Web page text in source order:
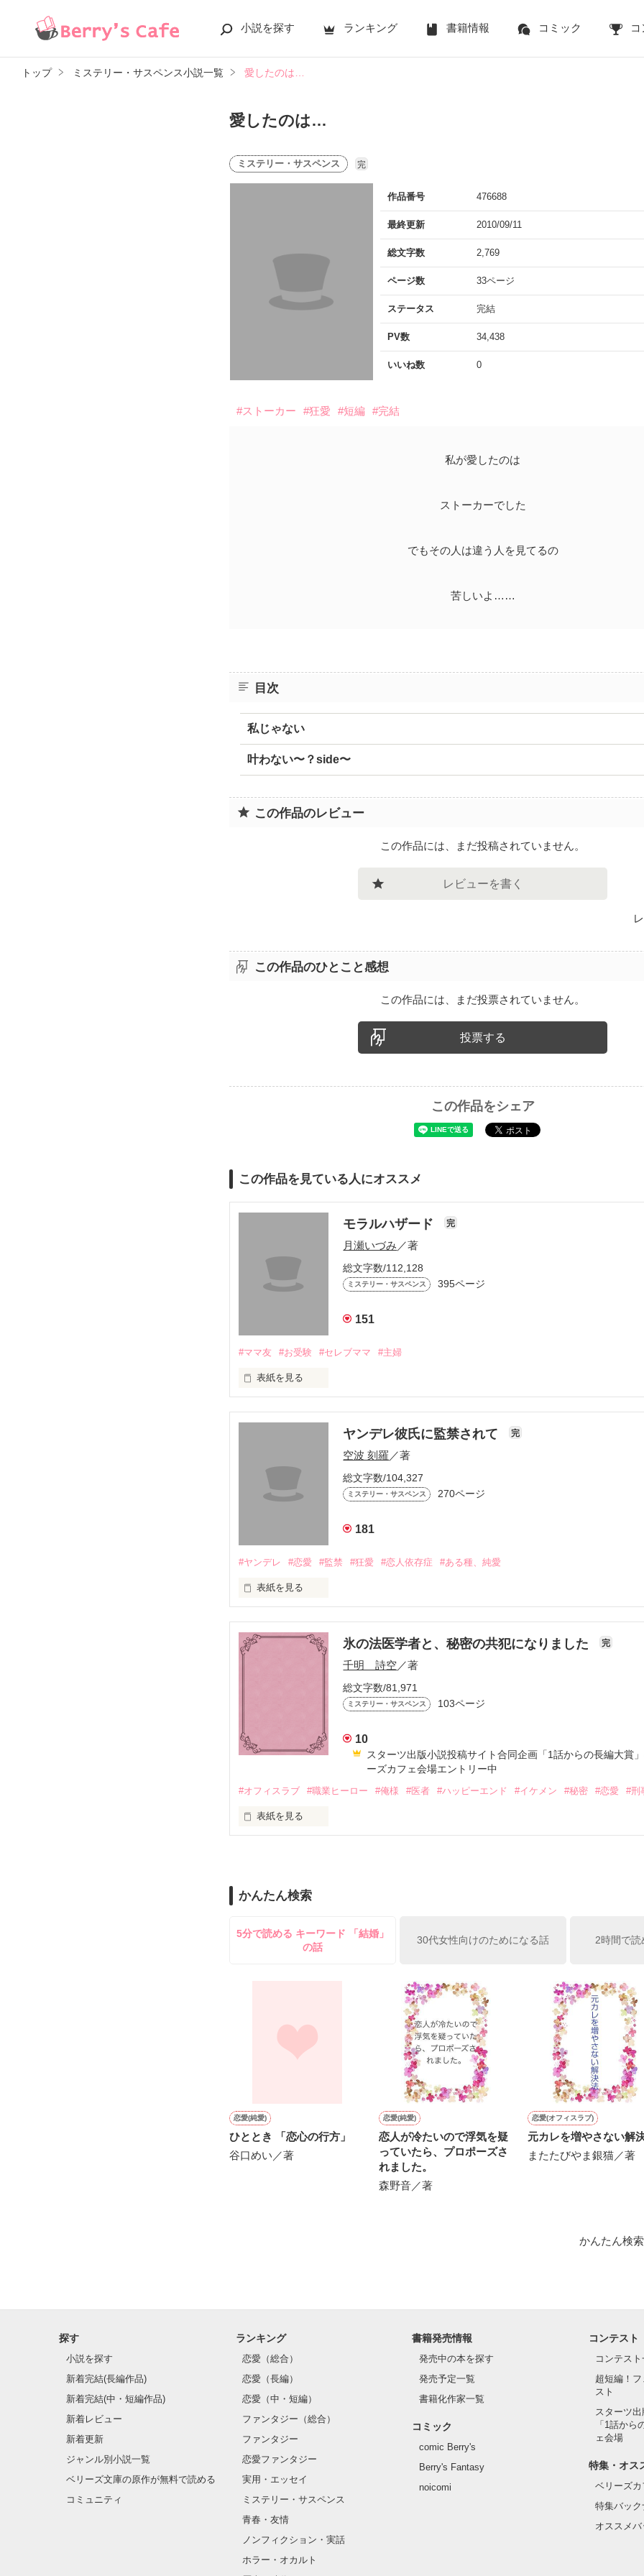
小説を探す ランキング 書籍情報 コミック コ
トップ ミステリー・サスペンス小説一覧 愛したのは…
愛したのは…
ミステリー・サスペンス 完
作品番号 476688
最終更新 2010/09/11
総文字数 2,769
ページ数 33ページ
ステータス 完結
PV数 34,438
いいね数 0
#ストーカー #狂愛 #短編 #完結
私が愛したのは
ストーカーでした
でもその人は違う人を見てるの
苦しいよ……
目次
私じゃない
叶わない〜？side〜
この作品のレビュー
この作品には、まだ投稿されていません。
レビューを書く
この作品のひとこと感想
この作品には、まだ投票されていません。
投票する
この作品をシェア
この作品を見ている人にオススメ
モラルハザード 完
月瀬いづみ ／著
総文字数/112,128
ミステリー・サスペンス 395ページ
151
#ママ友 #お受験 #セレブママ #主婦
表紙を見る
なぜ？
自分も子供も着飾り、有名な幼児教室に通う女に
幼児教室で出会った、奈美、杏子、真琴。
３人は日々の子育てのことや日常のことをブログに綴っていくが
それが、いつの間にか
お互いの日常を垣間見ることになり
倫理の欠如。倫理観や道徳的節度がなくなり，社会的な責任を果たさないこと。
＊＊＊＊＊＊＊＊＊＊＊＊
森川奈美　27歳
高畠杏子　29歳
娘　　莉依紗（りいさ）　２歳
ブログタイトル：りいさと優しい時間
作品を読む
ヤンデレ彼氏に監禁されて 完
空波 刻羅 ／著
総文字数/104,327
ミステリー・サスペンス 270ページ
181
#ヤンデレ #恋愛 #監禁 #狂愛 #恋人依存症 #ある種、純愛
表紙を見る
｢久しぶり。いやぁ、脱獄するのに苦労したよ｣
｢君に会うために、俺、頑張ったんだよ。
彼が、帰ってきた
私の日常も、これで終わりだと語られた
作品を読む
氷の法医学者と、秘密の共犯になりました 完
千明 詩空／著
総文字数/81,971
ミステリー・サスペンス 103ページ
10
スターツ出版小説投稿サイト合同企画「1話からの長編大賞
ーズカフェ会場エントリー中
#オフィスラブ #職業ヒーロー #俺様 #医者 #ハッピーエンド #イケメン #秘密 #恋愛 #刑
表紙を見る
かんたん検索
5分で読める キーワード 「結婚」
の話
30代女性向けのためになる話 2時間で読
恋愛(純愛)
ひととき 「恋心の行方」
谷口めい／著
恋愛(純愛)
恋人が冷たいので浮気を疑
っていたら、プロポーズさ
れました。
森野音／著
恋愛(オフィスラブ)
元カレを増やさない解
またたびやま銀猫／著
かんたん検
探す
小説を探す
新着完結(長編作品)
新着完結(中・短編作品)
新着レビュー
新着更新
ジャンル別小説一覧
ベリーズ文庫の原作が無料で読める
コミュニティ
ランキング
恋愛（総合）
恋愛（長編）
恋愛（中・短編）
ファンタジー（総合）
ファンタジー
恋愛ファンタジー
実用・エッセイ
ミステリー・サスペンス
青春・友情
ノンフィクション・実話
ホラー・オカルト
書籍発売情報
発売中の本を探す
発売予定一覧
書籍化作家一覧
コミック
comic Berry's
Berry's Fantasy
noicomi
コンテスト
コンテスト
超短編！
スト
スターツ
「1話から
ェ会場
特集・オス
ベリーズ
特集バック
オススメ